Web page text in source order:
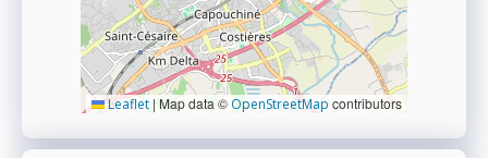
Leaflet | Map data © OpenStreetMap contributors